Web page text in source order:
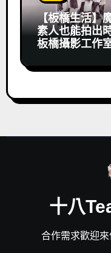
【板橋生活】
素人也能拍出
板橋攝影工作
十八
合作需求歡迎